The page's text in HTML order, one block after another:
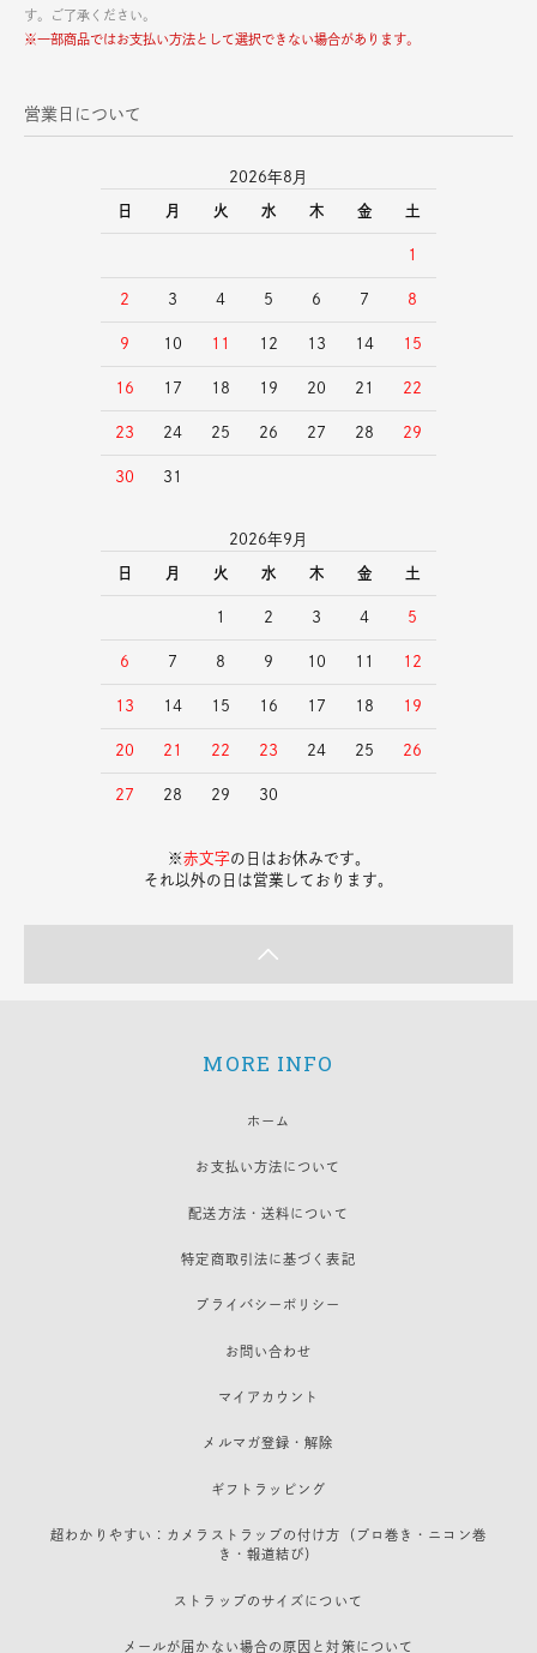
す。ご了承ください。
※一部商品ではお支払い方法として選択できない場合があります。
営業日について
2026年8月
日 月 火 水 木 金 土
1
2 3 4 5 6 7 8
9 10 11 12 13 14 15
16 17 18 19 20 21 22
23 24 25 26 27 28 29
30 31
2026年9月
日 月 火 水 木 金 土
1 2 3 4 5
6 7 8 9 10 11 12
13 14 15 16 17 18 19
20 21 22 23 24 25 26
27 28 29 30
※赤文字の日はお休みです。
それ以外の日は営業しております。
MORE INFO
ホーム
お支払い方法について
配送方法・送料について
特定商取引法に基づく表記
プライバシーポリシー
お問い合わせ
マイアカウント
メルマガ登録・解除
ギフトラッピング
超わかりやすい：カメラストラップの付け方（プロ巻き・ニコン巻
き・報道結び）
ストラップのサイズについて
メールが届かない場合の原因と対策について